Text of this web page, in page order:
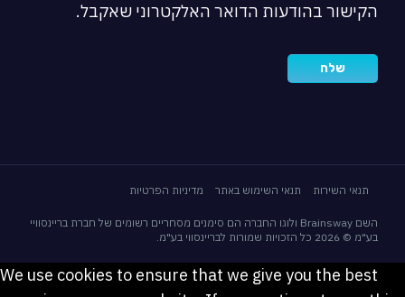
הקישור בהודעות הדואר האלקטרוני שאקבל.
תנאי השירות תנאי השימוש באתר מדיניות הפרטיות
השם Brainsway ולוגו החברה הם סימנים מסחריים רשומים של חברת בריינסוויי
בע"מ © 2026 כל הזכויות שמורות לבריינסווי בע"מ.
We use cookies to ensure that we give you the best